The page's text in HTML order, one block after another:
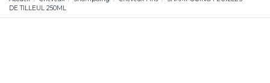
DE TILLEUL 250ML